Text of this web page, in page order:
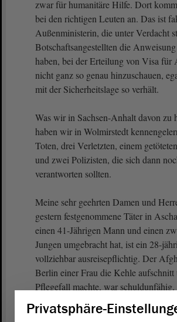
zwar für humanitäre Hilfe. Dort
bei den richtigen Leuten an. Das ist
Außenministerin, die unter Verdacht
Botschaftsangestellten die
haben, bei der Erteilung von Visa für
nicht ganz so genau hinzuschauen,
mit der Sicherheitslage so verhält.
Was wir in Sachsen-Anhalt davon zu
haben wir in Wolmirstedt
Toten, drei Verletzten, einem
und zwei Polizisten, die sich dann
verantworten sollten.
Meine sehr geehrten Damen und
gestern festgenommene Täter in
einen 41-Jährigen Mann und einen
Jungen umgebracht hat, ist ein 28-
vollziehbar ausreisepflichtig. Der
Berlin einer Frau die Kehle aufschnitt
Pflegefall machte, war
Straße vergewaltigte, war
Privatsphäre-